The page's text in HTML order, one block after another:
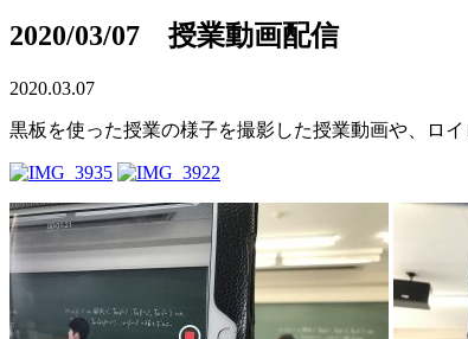
2020/03/07 授業動画配信
2020.03.07
黒板を使った授業の様子を撮影した授業動画や、ロ